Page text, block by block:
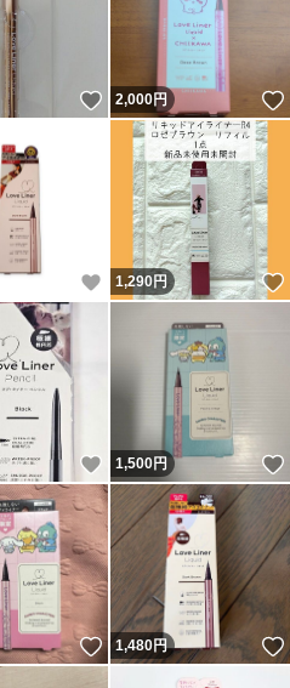
いいね！
2,000円
いいね！
1,290円
いいね！
1,500円
いいね！
1,480円